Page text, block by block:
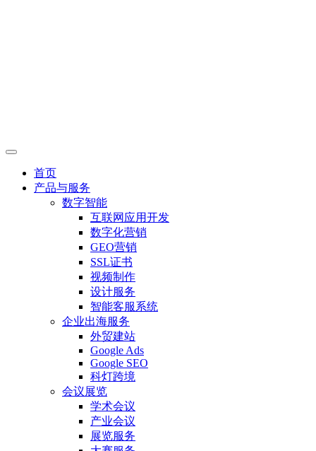
首页
产品与服务
数字智能
互联网应用开发
数字化营销
GEO营销
SSL证书
视频制作
设计服务
智能客服系统
企业出海服务
外贸建站
Google Ads
Google SEO
科灯跨境
会议展览
学术会议
产业会议
展览服务